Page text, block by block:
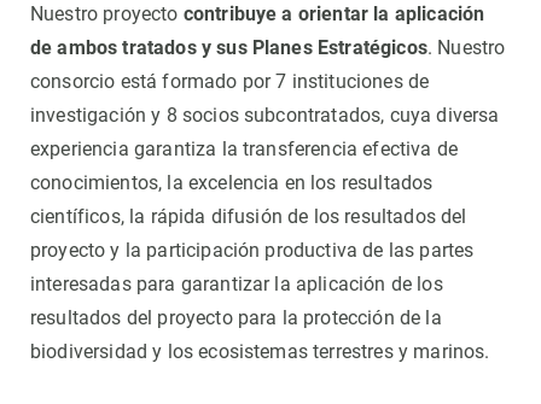
Nuestro proyecto contribuye a orientar la aplicación
de ambos tratados y sus Planes Estratégicos. Nuestro
consorcio está formado por 7 instituciones de
investigación y 8 socios subcontratados, cuya diversa
experiencia garantiza la transferencia efectiva de
conocimientos, la excelencia en los resultados
científicos, la rápida difusión de los resultados del
proyecto y la participación productiva de las partes
interesadas para garantizar la aplicación de los
resultados del proyecto para la protección de la
biodiversidad y los ecosistemas terrestres y marinos.